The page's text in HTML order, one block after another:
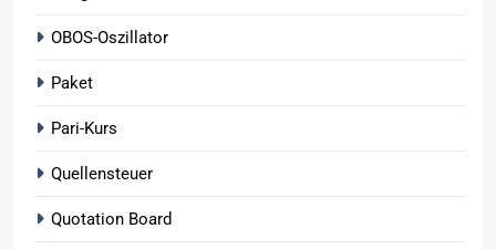
OBOS-Oszillator
Paket
Pari-Kurs
Quellensteuer
Quotation Board